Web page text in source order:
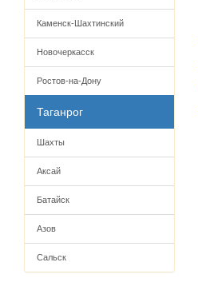
Каменск-Шахтинский
Новочеркасск
Ростов-на-Дону
Таганрог
Шахты
Аксай
Батайск
Азов
Сальск